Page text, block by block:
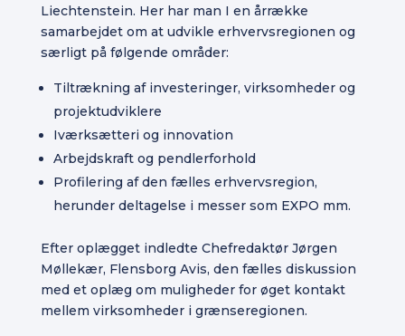
Liechtenstein. Her har man I en årrække
samarbejdet om at udvikle erhvervsregionen og
særligt på følgende områder:
Tiltrækning af investeringer, virksomheder og
projektudviklere
Iværksætteri og innovation
Arbejdskraft og pendlerforhold
Profilering af den fælles erhvervsregion,
herunder deltagelse i messer som EXPO mm.
Efter oplægget indledte Chefredaktør Jørgen
Møllekær, Flensborg Avis, den fælles diskussion
med et oplæg om muligheder for øget kontakt
mellem virksomheder i grænseregionen.